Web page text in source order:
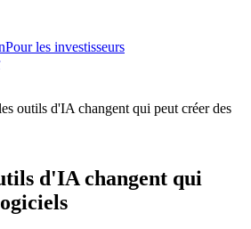
Pour les investisseurs
outils d'IA changent qui peut créer des
d'IA changent qui